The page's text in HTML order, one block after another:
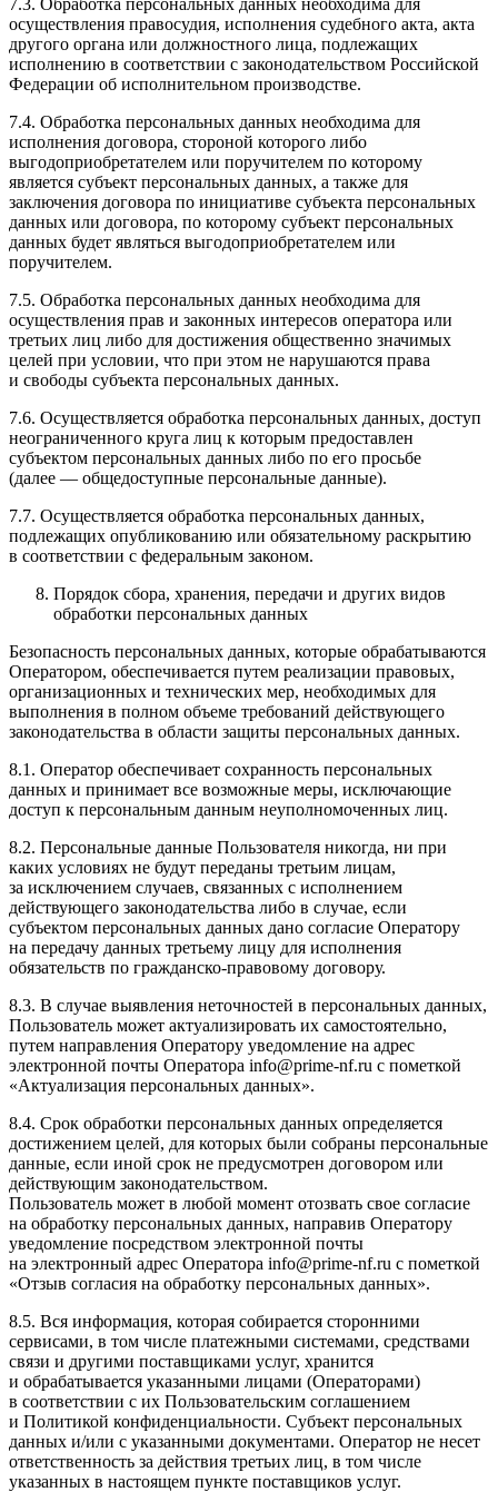
осуществления правосудия, исполнения судебного акта, акта
другого органа или должностного лица, подлежащих
исполнению в соответствии с законодательством Российской
Федерации об исполнительном производстве.
7.4. Обработка персональных данных необходима для
исполнения договора, стороной которого либо
выгодоприобретателем или поручителем по которому
является субъект персональных данных, а также для
заключения договора по инициативе субъекта персональных
данных или договора, по которому субъект персональных
данных будет являться выгодоприобретателем или
поручителем.
7.5. Обработка персональных данных необходима для
осуществления прав и законных интересов оператора или
третьих лиц либо для достижения общественно значимых
целей при условии, что при этом не нарушаются права
и свободы субъекта персональных данных.
7.6. Осуществляется обработка персональных данных, доступ
неограниченного круга лиц к которым предоставлен
субъектом персональных данных либо по его просьбе
(далее — общедоступные персональные данные).
7.7. Осуществляется обработка персональных данных,
подлежащих опубликованию или обязательному раскрытию
в соответствии с федеральным законом.
Порядок сбора, хранения, передачи и других видов
обработки персональных данных
Безопасность персональных данных, которые обрабатываются
Оператором, обеспечивается путем реализации правовых,
организационных и технических мер, необходимых для
выполнения в полном объеме требований действующего
законодательства в области защиты персональных данных.
8.1. Оператор обеспечивает сохранность персональных
данных и принимает все возможные меры, исключающие
доступ к персональным данным неуполномоченных лиц.
8.2. Персональные данные Пользователя никогда, ни при
каких условиях не будут переданы третьим лицам,
за исключением случаев, связанных с исполнением
действующего законодательства либо в случае, если
субъектом персональных данных дано согласие Оператору
на передачу данных третьему лицу для исполнения
обязательств по гражданско-правовому договору.
8.3. В случае выявления неточностей в персональных данных,
Пользователь может актуализировать их самостоятельно,
путем направления Оператору уведомление на адрес
электронной почты Оператора info@prime-nf.ru с пометкой
«Актуализация персональных данных».
8.4. Срок обработки персональных данных определяется
достижением целей, для которых были собраны персональные
данные, если иной срок не предусмотрен договором или
действующим законодательством.
Пользователь может в любой момент отозвать свое согласие
на обработку персональных данных, направив Оператору
уведомление посредством электронной почты
на электронный адрес Оператора info@prime-nf.ru с пометкой
«Отзыв согласия на обработку персональных данных».
8.5. Вся информация, которая собирается сторонними
сервисами, в том числе платежными системами, средствами
связи и другими поставщиками услуг, хранится
и обрабатывается указанными лицами (Операторами)
в соответствии с их Пользовательским соглашением
и Политикой конфиденциальности. Субъект персональных
данных и/или с указанными документами. Оператор не несет
ответственность за действия третьих лиц, в том числе
указанных в настоящем пункте поставщиков услуг.